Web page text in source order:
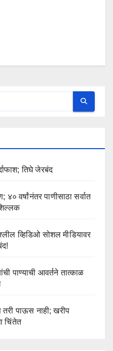
तिघे जेरबंद
४० वर्षांनंतर पाणीसाठा सर्वात
व्हिडिओ सोशल मीडियावर
पाण्याची आवर्तने तात्काळ
पाऊस नाही; खरीप
चिंतेत